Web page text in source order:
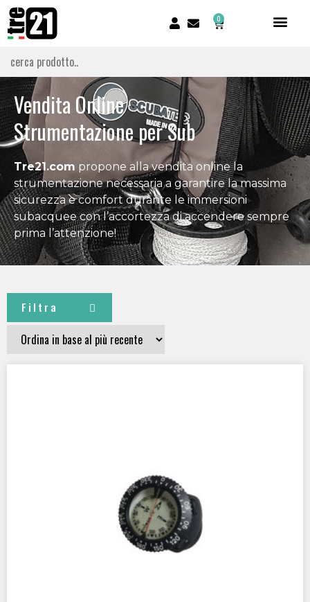
0
Vendita Online
Strumentazione per Sub
Tre21.com propone alla vendita online la
strumentazione necessaria a garantire la massima
sicurezza e comfort durante le immersioni
subacquee con l’accortezza di accendere sempre
prima l’attenzione!
Filtra
MATERIALE